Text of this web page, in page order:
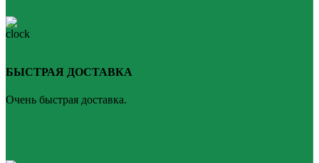
БЫСТРАЯ ДОСТАВКА
Очень быстрая доставка.